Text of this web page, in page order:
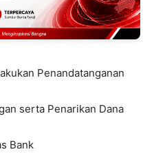
Penandatanganan
serta Penarikan Dana
Bank